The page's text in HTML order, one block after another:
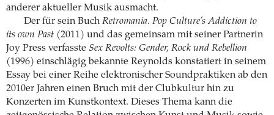
anderer aktueller Musik ausmacht.
Der für sein Buch Retromania. Pop Culture’s Addiction to
its own Past (2011) und das gemeinsam mit seiner Partnerin
Joy Press verfasste Sex Revolts: Gender, Rock und Rebellion
(1996) einschlägig bekannte Reynolds konstatiert in seinem
Essay bei einer Reihe elektronischer Soundpraktiken ab den
2010er Jahren einen Bruch mit der Clubkultur hin zu
Konzerten im Kunstkontext. Dieses Thema kann die